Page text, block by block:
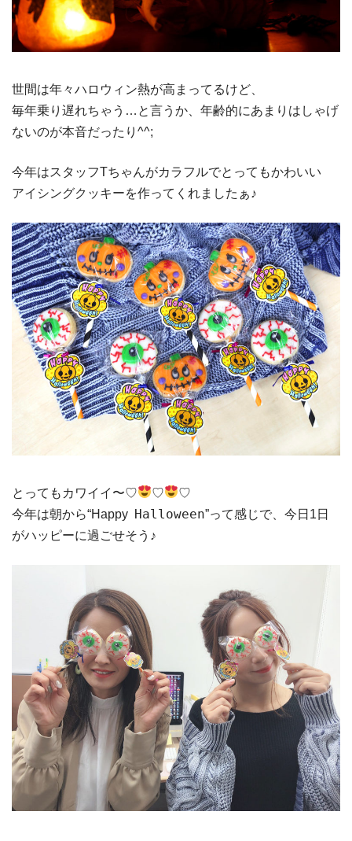
世間は年々ハロウィン熱が高まってるけど、
毎年乗り遅れちゃう…と言うか、年齢的にあまりはしゃげ
ないのが本音だったり^^;
今年はスタッフTちゃんがカラフルでとってもかわいい
アイシングクッキーを作ってくれましたぁ♪
とってもカワイイ〜♡ ♡
♡
今年は朝から“Happy Halloween”って感じで、今日1日
がハッピーに過ごせそう♪